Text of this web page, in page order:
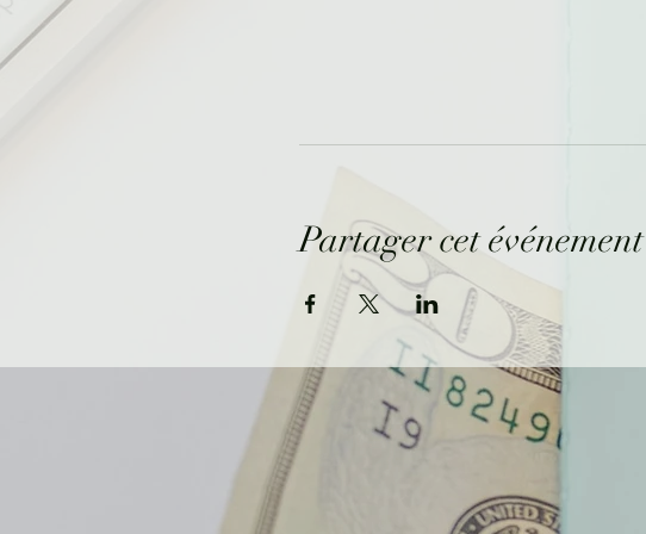
Partager cet événement